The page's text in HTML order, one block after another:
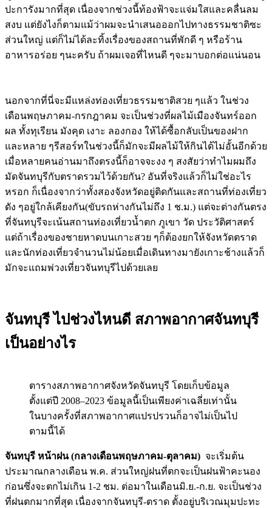
ปะการังมากที่สุด เนื่องจากช่วงนี้ท้องฟ้าจะแจ่มใสและคลื่นลม
สงบ แต่ยังไงก็ตามแม้ว่าผมจะนำเสนอออกไปทางธรรมชาติซะ
ส่วนใหญ่ แต่ก็ไม่ได้ละทิ้งเรื่องของสถานที่พักดี ๆ หรือร้าน
อาหารอร่อย ๆนะครับ ถ้าผมเจอที่ไหนดี ๆจะมาบอกต่อแน่นอน
นอกจากที่นี่จะมีแหล่งท่องเที่ยวธรรมชาติสวย ๆแล้ว ในช่วง
เดือนพฤษภาคม-กรกฎาคม จะเป็นช่วงที่ผลไม้เมืองจันทร์ออก
ผล ทั้งทุเรียน มังคุด เงาะ ลองกอง ให้ได้ซื้อกลับเป็นของฝาก
และหลาย ๆรีสอร์ทในช่วงนี้ก็มักจะมีผลไม้ให้กินได้ไม่อั้นอีกด้วย
เมื่อหลายคนอ่านมาถึงตรงนี้ก็อาจจะงง ๆ สงสัยว่าทำไมผมถึง
มัดจันทบุรีกับตราดรวมไว้ด้วยกัน? อันที่จริงแล้วก็ไม่ใช่อะไร
หรอก ก็เนื่องจากว่าทั้งสองจังหวัดอยู่ติดกันและสถานที่ท่องเที่ยว
ดัง ๆอยู่ใกล้เคียงกัน(ขับรถห่างกันไม่ถึง 1 ช.ม.) แต่จะต่างกันตรง
ที่จันทบุรีจะเน้นสถานท่องเที่ยวน้ำตก ภูเขา วัด ประวัติศาสตร์
แต่ถ้าเรื่องของชายหาดบนเกาะสวย ๆก็ต้องยกให้จังหวัดตราด
และนักท่องเที่ยวจำนวนไม่น้อยเมื่อเดินทางมายังเกาะช้างแล้วก็
มักจะแถมพ่วงเที่ยวจันทบุรีไปด้วยเลย
จันทบุรี ไปช่วงไหนดี สภาพอากาศจันทบุรี
เป็นอย่างไร
ตารางสภาพอากาศจังหวัดจันทบุรี โดยเก็บข้อมูล
ตั้งแต่ปี 2008–2023 ข้อมูลนี้เป็นเพียงค่าเฉลี่ยเท่านั้น
ในบางครั้งที่สภาพอากาศแปรปรวนก็อาจไม่เป็นไป
ตามนี้ได้
จันทบุรี หน้าฝน(กลางเดือนพฤษภาคม-ตุลาคม) จะเริ่มต้น
ประมาณกลางเดือน พ.ค. ส่วนใหญ่ฝนที่ตกจะเป็นฝนฟ้าคะนอง
ก่อนซึ่งจะตกไม่เกิน 1-2 ชม. ต่อมาในเดือนมิ.ย.-ก.ย. จะเป็นช่วง
ที่ฝนตกมากที่สุด เนื่องจากจันทบุรี-ตราด ตั้งอยู่บริเวณมุมปะทะ